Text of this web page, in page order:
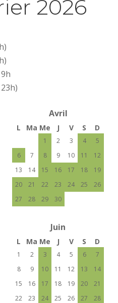
2026
Avril
L Ma Me J V S D
1 2 3 4
5
6
7 8 9 10 11
12
13
14 15 16 17 18
19
20
21 22 23 24 25
26
27
28 29 30
Juin
L Ma Me J V S D
1 2 3 4 5 6
7
8
9 10 11 12 13
14
15
16 17 18 19 20
21
22
23 24 25 26 27
28